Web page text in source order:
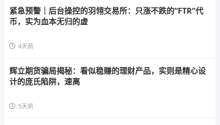
紧急预警｜后台操控的羽翎交易所：只涨不跌的“FTR”代
币，实为血本无归的虚
4天前
辉立期货骗局揭秘：看似稳赚的理财产品，实则是精心设
计的庞氏陷阱，速离
5天前